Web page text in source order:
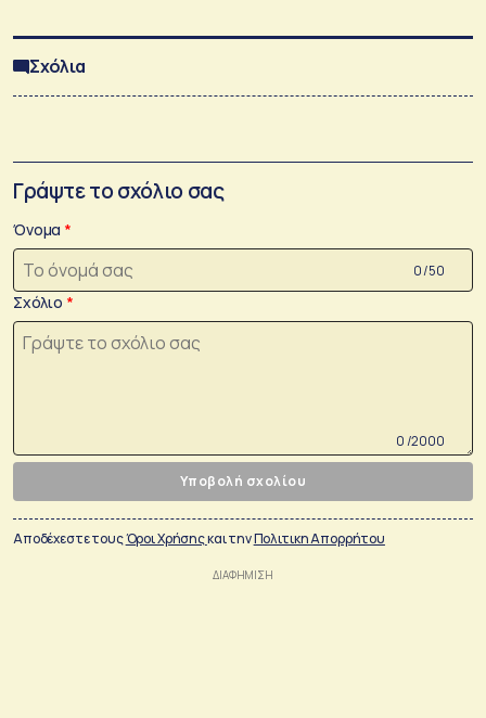
Σχόλια
Γράψτε το σχόλιο σας
Όνομα
0 /50
Σχόλιο
0 /2000
Υποβολή σχολίου
Αποδέχεστε τουςΌροι Χρήσηςκαι τηνΠολιτικη Απορρήτου